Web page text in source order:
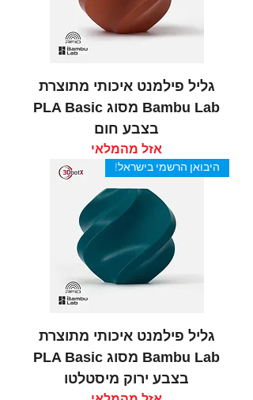
גליל פילמנט איכותי מתוצרת
Bambu Lab מסוג PLA Basic
בצבע חום
אזל מהמלאי
היבואן הרשמי בישראל!
גליל פילמנט איכותי מתוצרת
Bambu Lab מסוג PLA Basic
בצבע ירוק מיסטלטו